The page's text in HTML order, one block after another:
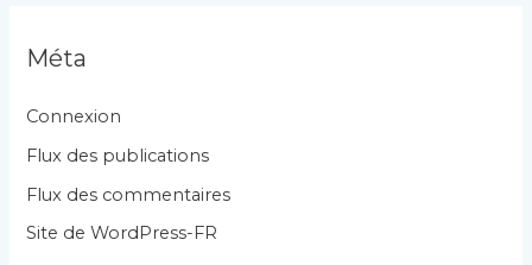
g
r
i
e
Méta
Connexion
Flux des publications
Flux des commentaires
Site de WordPress-FR